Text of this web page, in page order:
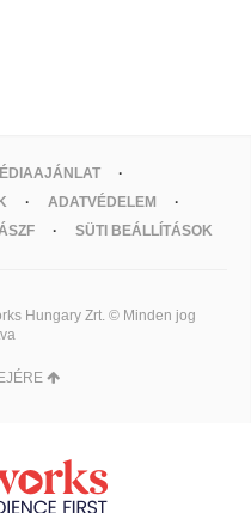
ADATVÉDELEM
SÜTI BEÁLLÍTÁSOK
Hungary Zrt. © Minden jog